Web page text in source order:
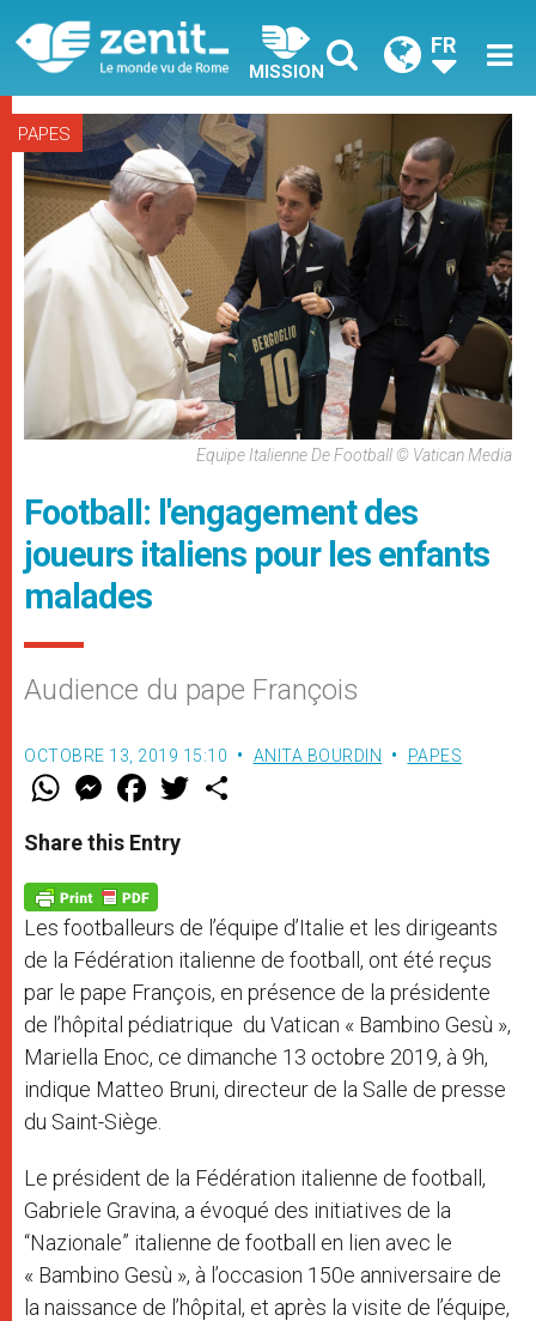
MISSION
FR
PAPES
Equipe Italienne De Football © Vatican Media
Football: l'engagement des
joueurs italiens pour les enfants
malades
Audience du pape François
OCTOBRE 13, 2019 15:10 ANITA BOURDIN PAPES
W
t
s
p
p
M
e
s
e
g
e
r
F
a
e
b
o
k
w
Share this Entry
Les footballeurs de l’équipe d’Italie et les dirigeants
de la Fédération italienne de football, ont été reçus
par le pape François, en présence de la présidente
de l’hôpital pédiatrique du Vatican « Bambino Gesù »,
Mariella Enoc, ce dimanche 13 octobre 2019, à 9h,
indique Matteo Bruni, directeur de la Salle de presse
du Saint-Siège.
Le président de la Fédération italienne de football,
Gabriele Gravina, a évoqué des initiatives de la
“Nazionale” italienne de football en lien avec le
« Bambino Gesù », à l’occasion 150e anniversaire de
la naissance de l’hôpital, et après la visite de l’équipe,